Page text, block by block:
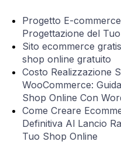
Progetto E-
Progettazione del
Sito ecommerce
shop online gratuito
Costo Realizzazione
WooCommerce:
Shop Online Con
Come Creare
Definitiva Al Lancio
Tuo Shop Online